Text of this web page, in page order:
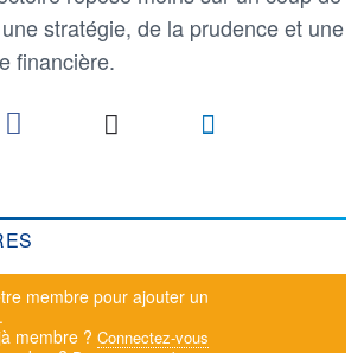
stratégie, de la prudence et une
financière.
membre pour ajouter un
membre ? Connectez-vous